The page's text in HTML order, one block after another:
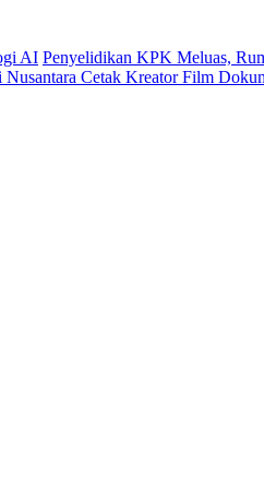
AI Penyelidikan KPK Meluas,
Nusantara Cetak Kreator Film